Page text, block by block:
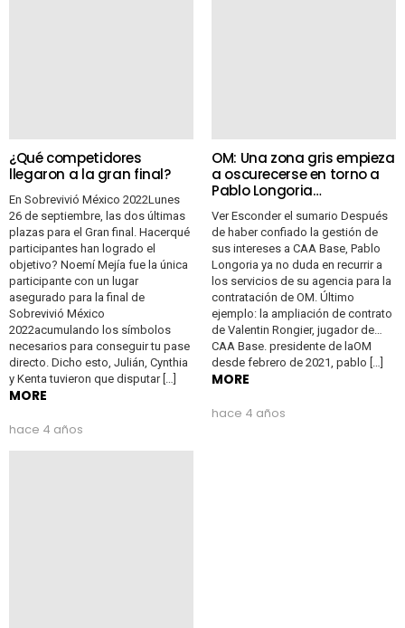
¿Qué competidores
llegaron a la gran final?
En Sobrevivió México 2022Lunes
26 de septiembre, las dos últimas
plazas para el Gran final. Hacerqué
participantes han logrado el
objetivo? Noemí Mejía fue la única
participante con un lugar
asegurado para la final de
Sobrevivió México
2022acumulando los símbolos
necesarios para conseguir tu pase
directo. Dicho esto, Julián, Cynthia
y Kenta tuvieron que disputar […]
MORE
hace 4 años
OM: Una zona gris empieza
a oscurecerse en torno a
Pablo Longoria…
Ver Esconder el sumario Después
de haber confiado la gestión de
sus intereses a CAA Base, Pablo
Longoria ya no duda en recurrir a
los servicios de su agencia para la
contratación de OM. Último
ejemplo: la ampliación de contrato
de Valentin Rongier, jugador de…
CAA Base. presidente de laOM
desde febrero de 2021, pablo […]
MORE
hace 4 años